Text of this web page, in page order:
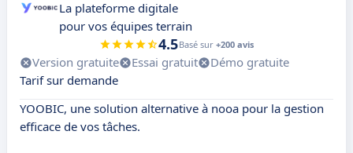
La plateforme digitale
pour vos équipes terrain
4.5Basé sur +200 avis
Version gratuite Essai gratuit
Démo gratuite
Tarif sur demande
YOOBIC, une solution alternative à nooa pour la gestion
efficace de vos tâches.